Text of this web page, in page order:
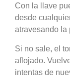
Con la llave
desde
atravesando la
Si no sale, el
aflojado.
intentas de